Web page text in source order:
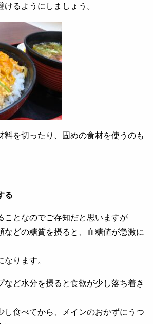
けるようにしましょう。
料を切ったり、固めの食材を使うのも
る
ことなのでご存知だと思いますが
などの糖質を摂ると、血糖値が急激に
ります。
など水分を摂ると食欲が少し落ち着き
し食べてから、メインのおかずにうつ